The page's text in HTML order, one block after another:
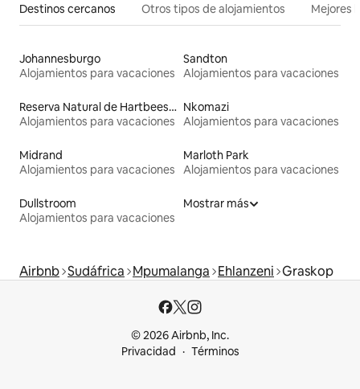
Destinos cercanos Otros tipos de alojamientos Mejores
Johannesburgo
Alojamientos para vacaciones
Sandton
Alojamientos para vacaciones
Reserva Natural de Hartbeespoort
Alojamientos para vacaciones
Nkomazi
Alojamientos para vacaciones
Midrand
Alojamientos para vacaciones
Marloth Park
Alojamientos para vacaciones
Dullstroom
Alojamientos para vacaciones
Mostrar más
Airbnb Sudáfrica Mpumalanga Ehlanzeni Graskop
© 2026 Airbnb, Inc.
Privacidad
Términos